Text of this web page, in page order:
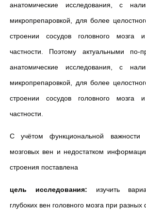
анатомические исследования, с
микропрепаровкой, для более
строении сосудов головного мозга
частности. Поэтому актуальными по-
анатомические исследования, с
микропрепаровкой, для более
строении сосудов головного мозга
частности.
С учётом функциональной важности
мозговых вен и недостатком
строения поставлена
цель исследования: изучить
глубоких вен головного мозга при